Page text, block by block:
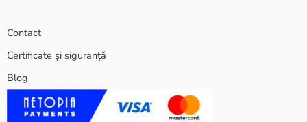
Contact
Certificate și siguranță
Blog